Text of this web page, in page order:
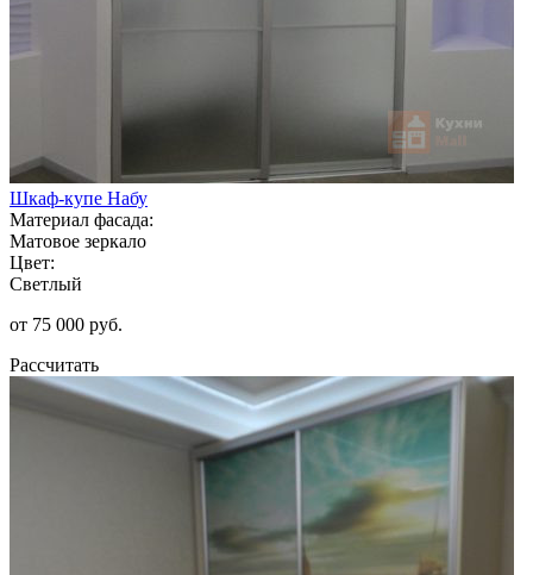
Шкаф-купе Набу
Материал фасада:
Матовое зеркало
Цвет:
Светлый
от 75 000 руб.
Рассчитать